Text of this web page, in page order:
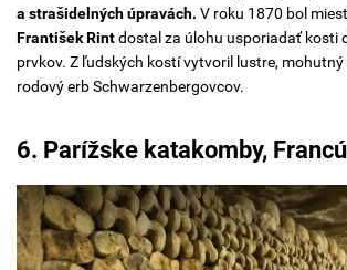
a strašidelných úpravách. V roku 1870 bol
František Rintdostal za úlohu usporiadať kosti
prvkov. Z ľudských kostí vytvoril lustre,
rodový erb Schwarzenbergovcov.
6. Parížske katakomby,